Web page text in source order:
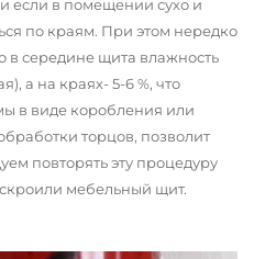
если в помещении сухо и
по краям. При этом нередко
в середине щита влажность
а на краях- 5-6 %, что
в виде коробления или
торцов, позволит
повторять эту процедуру
мебельный щит.